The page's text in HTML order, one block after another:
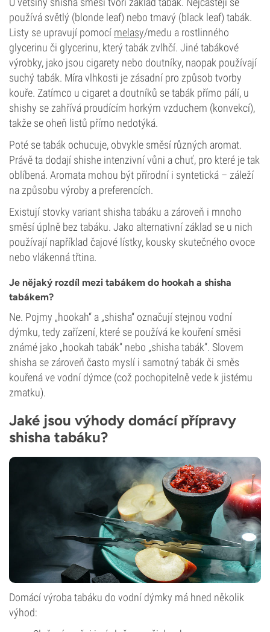
používá světlý (blonde leaf) nebo tmavý (black leaf) tabák.
Listy se upravují pomocí melasy/medu a rostlinného
glycerinu či glycerinu, který tabák zvlhčí. Jiné tabákové
výrobky, jako jsou cigarety nebo doutníky, naopak používají
suchý tabák. Míra vlhkosti je zásadní pro způsob tvorby
kouře. Zatímco u cigaret a doutníků se tabák přímo pálí, u
shishy se zahřívá proudícím horkým vzduchem (konvekcí),
takže se oheň listů přímo nedotýká.
Poté se tabák ochucuje, obvykle směsí různých aromat.
Právě ta dodají shishe intenzivní vůni a chuť, pro které je tak
oblíbená. Aromata mohou být přírodní i syntetická – záleží
na způsobu výroby a preferencích.
Existují stovky variant shisha tabáku a zároveň i mnoho
směsí úplně bez tabáku. Jako alternativní základ se u nich
používají například čajové lístky, kousky skutečného ovoce
nebo vlákenná třtina.
Je nějaký rozdíl mezi tabákem do hookah a shisha
tabákem?
Ne. Pojmy „hookah“ a „shisha“ označují stejnou vodní
dýmku, tedy zařízení, které se používá ke kouření směsi
známé jako „hookah tabák“ nebo „shisha tabák“. Slovem
shisha se zároveň často myslí i samotný tabák či směs
kouřená ve vodní dýmce (což pochopitelně vede k jistému
zmatku).
Jaké jsou výhody domácí přípravy
shisha tabáku?
Domácí výroba tabáku do vodní dýmky má hned několik
výhod: